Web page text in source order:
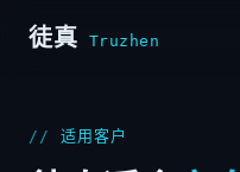
徒真 Truzhen
适用客户